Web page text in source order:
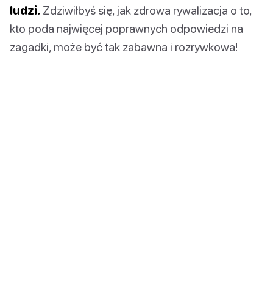
ludzi. Zdziwiłbyś się, jak zdrowa rywalizacja o to,
kto poda najwięcej poprawnych odpowiedzi na
zagadki, może być tak zabawna i rozrywkowa!